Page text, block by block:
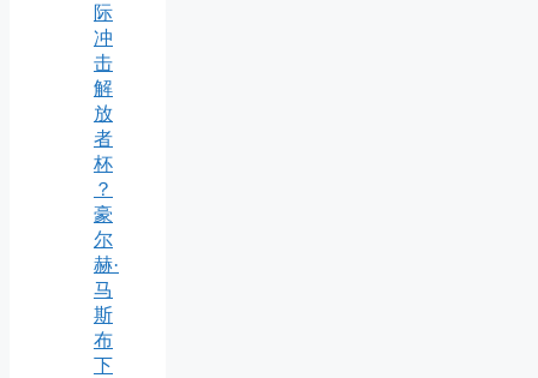
际
冲
击
解
放
者
杯
？
豪
尔
赫·
马
斯
布
下